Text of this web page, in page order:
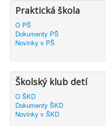
Praktická škola
O PŠ
Dokumenty PŠ
Novinky v PŠ
Školský klub detí
O ŠKD
Dokumenty ŠKD
Novinky v ŠKD